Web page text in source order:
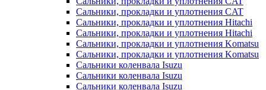
Сальники, прокладки и уплотнения CAT
Сальники, прокладки и уплотнения Hitachi
Сальники, прокладки и уплотнения Hitachi
Сальники, прокладки и уплотнения Komatsu
Сальники, прокладки и уплотнения Komatsu
Сальники коленвала Isuzu
Сальники коленвала Isuzu
Сальники коленвала Isuzu